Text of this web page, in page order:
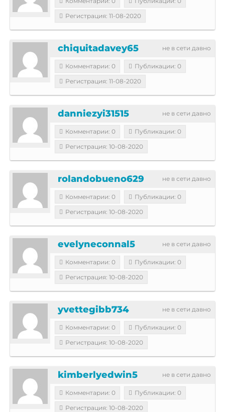
Регистрация: 11-08-2020
не в сети давно
chiquitadavey65
Комментарии: 0
Публикации: 0
Регистрация: 11-08-2020
не в сети давно
danniezyi31515
Комментарии: 0
Публикации: 0
Регистрация: 10-08-2020
не в сети давно
rolandobueno629
Комментарии: 0
Публикации: 0
Регистрация: 10-08-2020
не в сети давно
evelyneconnal5
Комментарии: 0
Публикации: 0
Регистрация: 10-08-2020
не в сети давно
yvettegibb734
Комментарии: 0
Публикации: 0
Регистрация: 10-08-2020
не в сети давно
kimberlyedwin5
Комментарии: 0
Публикации: 0
Регистрация: 10-08-2020